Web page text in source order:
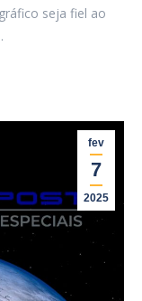
seja fiel ao
fev
7
2025